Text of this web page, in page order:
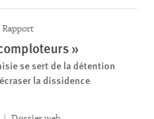
Rapport
»
se sert de la détention
la dissidence